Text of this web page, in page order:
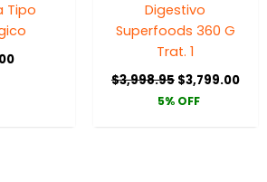
Tipo
Digestivo
Superfoods 360 G
Trat. 1
$3,998.95 $3,799.00
5% OFF